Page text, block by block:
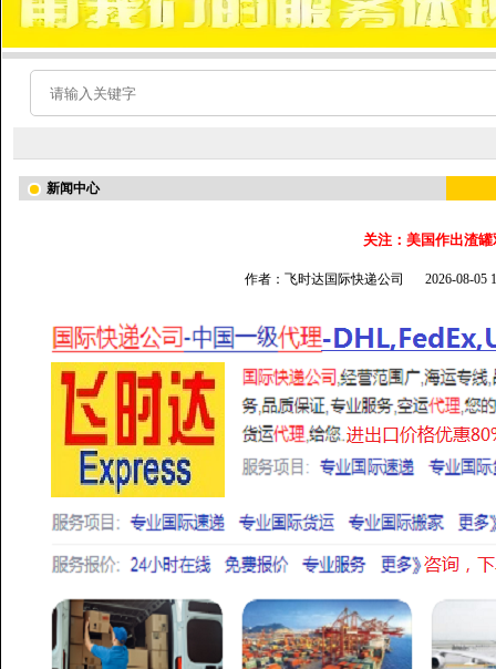
新闻中心
关注：美国作出渣
作者：飞时达国际快递公司 2026-08-05